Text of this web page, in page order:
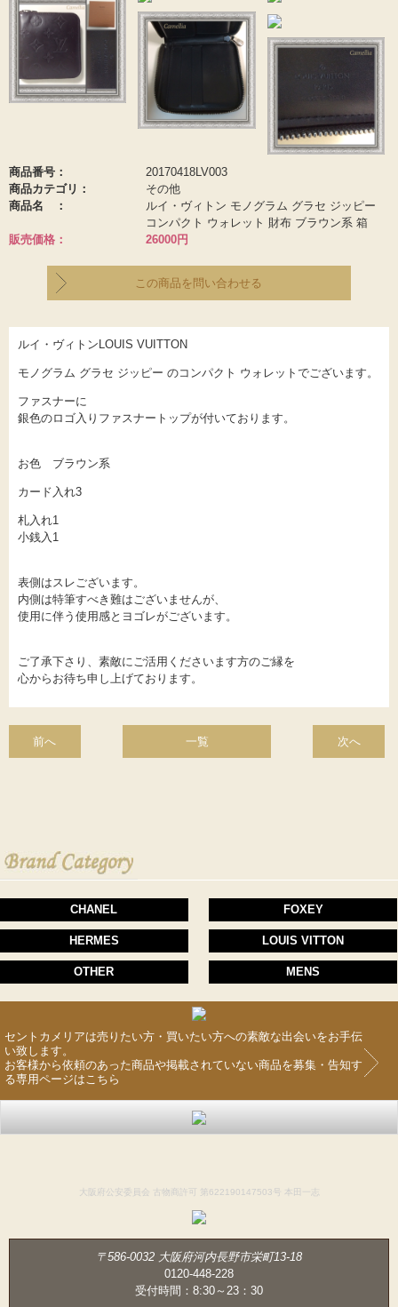
商品番号：
20170418LV003
商品カテゴリ：
その他
商品名 ：
ルイ・ヴィトン モノグラム グラセ ジッピー
コンパクト ウォレット 財布 ブラウン系 箱
販売価格：
26000円
この商品を問い合わせる
ルイ・ヴィトンLOUIS VUITTON
モノグラム グラセ ジッピー のコンパクト ウォレットでございます。
ファスナーに
銀色のロゴ入りファスナートップが付いております。
お色 ブラウン系
カード入れ3
札入れ1
小銭入1
表側はスレございます。
内側は特筆すべき難はございませんが、
使用に伴う使用感とヨゴレがございます。
ご了承下さり、素敵にご活用くださいます方のご縁を
心からお待ち申し上げております。
前へ 一覧 次へ
CHANEL FOXEY
HERMES LOUIS VITTON
OTHER MENS
セントカメリアは売りたい方・買いたい方への素敵な出会いをお手伝
い致します。
お客様から依頼のあった商品や掲載されていない商品を募集・告知す
る専用ページはこちら
大阪府公安委員会 古物商許可 第622190147503号 本田一志
〒586-0032 大阪府河内長野市栄町13-18
0120-448-228
受付時間：8:30～23：30
スタッフブログ
お問い合わせ
プライバシーポリシー
受付時間：8:30～23：30